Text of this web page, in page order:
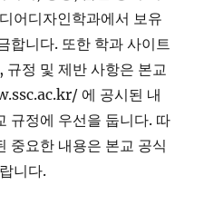
어디자인학과에서 보유
합니다. 또한 학과 사이트
정 및 제반 사항은 본교
에 공시된 내
규정에 우선을 둡니다. 따
중요한 내용은 본교 공식
니다.